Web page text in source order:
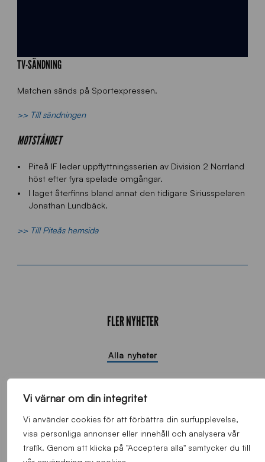
Vi värnar om din integritet
Vi använder cookies för att förbättra din surfupplevelse,
visa personliga annonser eller innehåll och analysera vår
trafik. Genom att klicka på "Acceptera alla" samtycker du till
TV-SÄNDNING
Matchen sänds på Sportexpressen.
>> Till sändningen
MOTSTÅNDET
Piteå IF leder uppflyttningsserien av Division 2 Norrland
höst efter fyra spelade omgångar.
I laget återfinns bland annat den tidigare Siriusspelaren
Jonathan Lundbäck.
>> Till Piteås hemsida
FLER NYHETER
Alla nyheter